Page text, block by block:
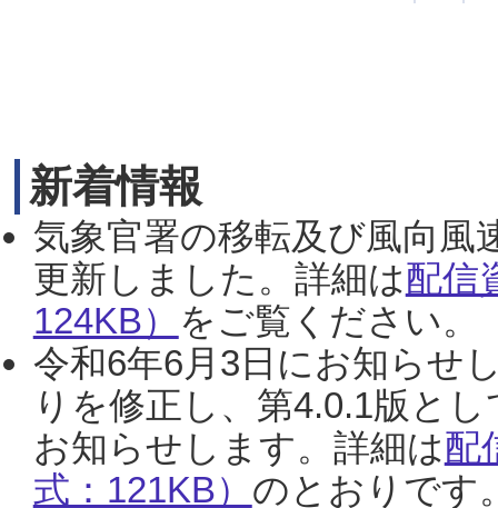
新着情報
気象官署の移転及び風向風
更新しました。詳細は配信
124KB） をご覧ください。
令和6年6月3日にお知らせ
りを修正し、第4.0.1版と
お知らせします。詳細は配
式：121KB） のとおりです